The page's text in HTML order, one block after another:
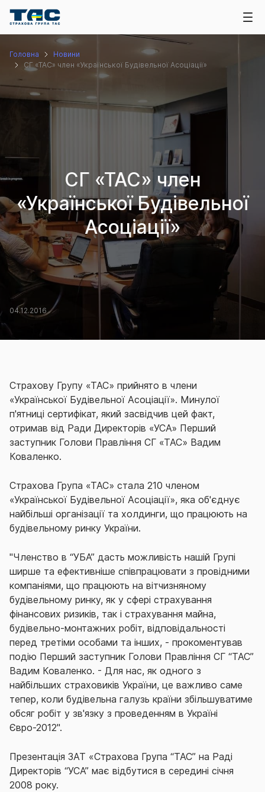
Головна
Новини
СГ «ТАС» член «Української Будівельної Асоціації»
СГ «ТАС» член
«Української Будівельної
Асоціації»
04.12.2016
Страхову Групу «ТАС» прийнято в члени
«Української Будівельної Асоціації». Минулої
п'ятниці сертифікат, який засвідчив цей факт,
отримав від Ради Директорів «УСА» Перший
заступник Голови Правління СГ «ТАС» Вадим
Коваленко.
Страхова Група «ТАС» стала 210 членом
«Української Будівельної Асоціації», яка об'єднує
найбільші організації та холдинги, що працюють на
будівельному ринку України.
"Членство в “УБА” дасть можливість нашій Групі
ширше та ефективніше співпрацювати з провідними
компаніями, що працюють на вітчизняному
будівельному ринку, як у сфері страхування
фінансових ризиків, так і страхування майна,
будівельно-монтажних робіт, відповідальності
перед третіми особами та інших, - прокоментував
подію Перший заступник Голови Правління СГ “ТАС”
Вадим Коваленко. - Для нас, як одного з
найбільших страховиків України, це важливо саме
тепер, коли будівельна галузь країни збільшуватиме
обсяг робіт у зв'язку з проведенням в Україні
Євро-2012".
Презентація ЗАТ «Страхова Група “ТАС” на Раді
Директорів “УСА” має відбутися в середині січня
2008 року.